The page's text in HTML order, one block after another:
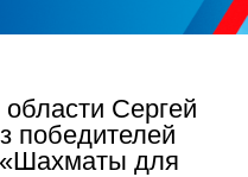
Сергей
победителей
«Шахматы для